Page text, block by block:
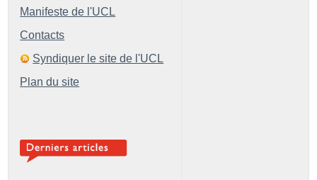
Manifeste de l'UCL
Contacts
Syndiquer le site de l'UCL
Plan du site